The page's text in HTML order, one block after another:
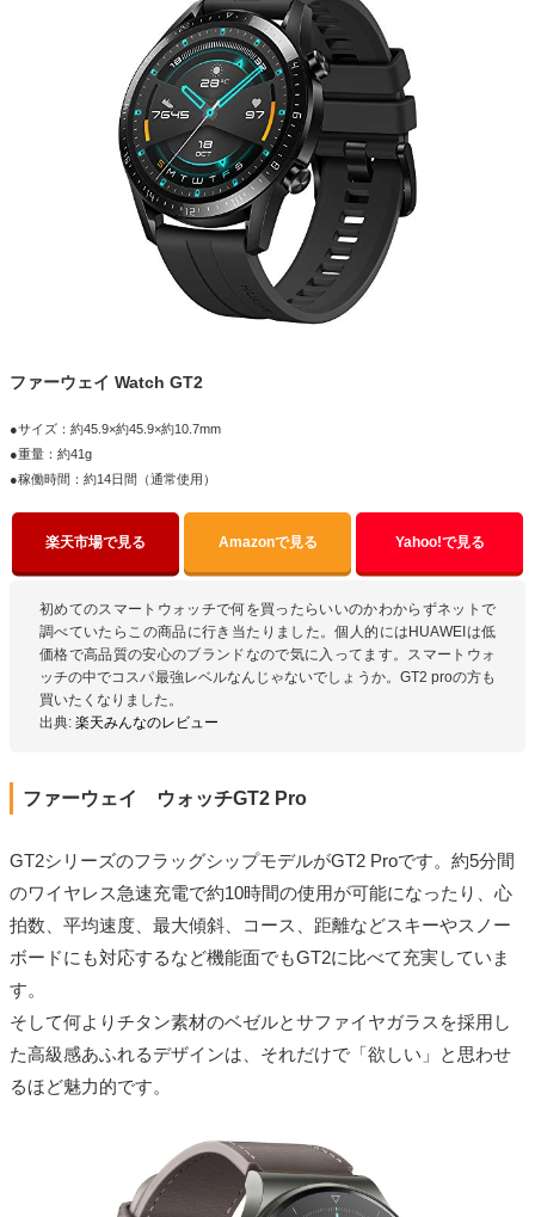
ファーウェイ Watch GT2
●サイズ：約45.9×約45.9×約10.7mm
●重量：約41g
●稼働時間：約14日間（通常使用）
楽天市場で見る Amazonで見る Yahoo!で見る
初めてのスマートウォッチで何を買ったらいいのかわからずネットで
調べていたらこの商品に行き当たりました。個人的にはHUAWEIは低
価格で高品質の安心のブランドなので気に入ってます。スマートウォ
ッチの中でコスパ最強レベルなんじゃないでしょうか。GT2 proの方も
買いたくなりました。
出典: 楽天みんなのレビュー
ファーウェイ ウォッチGT2 Pro
GT2シリーズのフラッグシップモデルがGT2 Proです。約5分間
のワイヤレス急速充電で約10時間の使用が可能になったり、心
拍数、平均速度、最大傾斜、コース、距離などスキーやスノー
ボードにも対応するなど機能面でもGT2に比べて充実していま
す。
そして何よりチタン素材のベゼルとサファイヤガラスを採用し
た高級感あふれるデザインは、それだけで「欲しい」と思わせ
るほど魅力的です。